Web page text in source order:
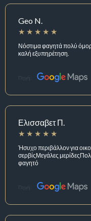
Geo N.
Νόστιμα φαγητά πολύ
καλή εξυπηρέτηση.
Πηγή:
Ελισσαβετ Π.
Ήσυχο περιβάλλον για
σερβίςΜεγάλες
φαγητό
Πηγή: